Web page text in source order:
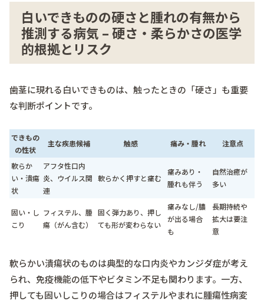
白いできものの硬さと腫れの有無から
推測する病気 – 硬さ・柔らかさの医学
的根拠とリスク
歯茎に現れる白いできものは、触ったときの「硬さ」も重要
な判断ポイントです。
できもの
の性状
主な疾患候補 触感 痛み・腫れ 注意点
軟らか
い・潰瘍
状
アフタ性口内
炎、ウイルス関
連
軟らかく押すと痛む
痛みあり・
腫れも伴う
自然治癒が
多い
固い・し
こり
フィステル、腫
瘍（がん含む）
固く弾力あり、押し
ても形が変わらない
痛みなし/膿
が出る場合
も
長期持続や
拡大は要注
意
軟らかい潰瘍状のものは典型的な口内炎やカンジダ症が考え
られ、免疫機能の低下やビタミン不足も関わります。一方、
押しても固いしこりの場合はフィステルやまれに腫瘍性病変